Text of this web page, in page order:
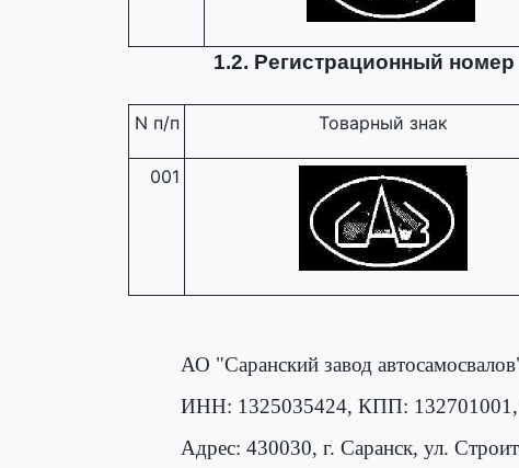
1.2. Регистрационный
N п/п Товарный знак
001
АО "Саранский завод
ИНН: 1325035424, КПП:
Адрес: 430030, г. Саранск, ул.